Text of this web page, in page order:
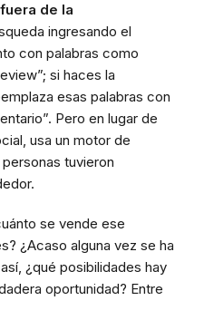
de la
ingresando el
con palabras como
si haces la
esas palabras con
Pero en lugar de
usa un motor de
tuvieron
se vende ese
¿Acaso alguna vez se ha
¿qué posibilidades hay
oportunidad? Entre